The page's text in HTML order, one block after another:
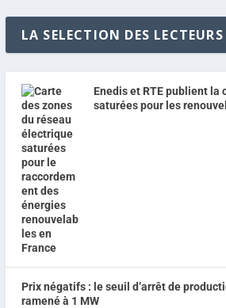
LA SELECTION DES LECTEURS
Enedis et RTE publient la
saturées pour les
Prix négatifs : le seuil d’arrêt de
ramené à 1 MW